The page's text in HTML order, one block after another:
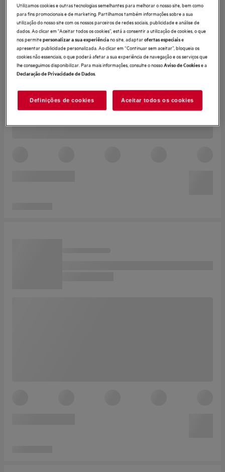
Utilizamos cookies e outras tecnologias semelhantes para melhorar o nosso site, bem como
para fins promocionais e de marketing. Partilhamos também informações sobre a sua
utilização do nosso site com os nossos parceiros de redes sociais, publicidade e análise de
dados. Ao clicar em "Aceitar todos os cookies”, está a consentir a utilização de cookies, o que
nos permitepersonalizar a sua experiênciano site, adaptarofertas especiaise
apresentar publicidade personalizada. Ao clicar em “Continuar sem aceitar”, bloqueia os
cookies não essenciais, o que poderá afetar a sua experiência de navegação e os serviços que
lhe conseguimos disponibilizar. Para mais informações, consulte o nossoAviso de Cookiese a
Declaração de Privacidade de Dados.
Definições de cookies Aceitar todos os cookies